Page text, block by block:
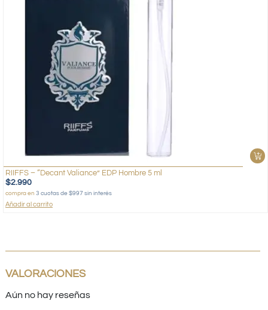
RIIFFS – “Decant Valiance” EDP Hombre 5 ml
$2.990
compra en 3 cuotas de $997 sin interés
Añadir al carrito
VALORACIONES
Aún no hay reseñas